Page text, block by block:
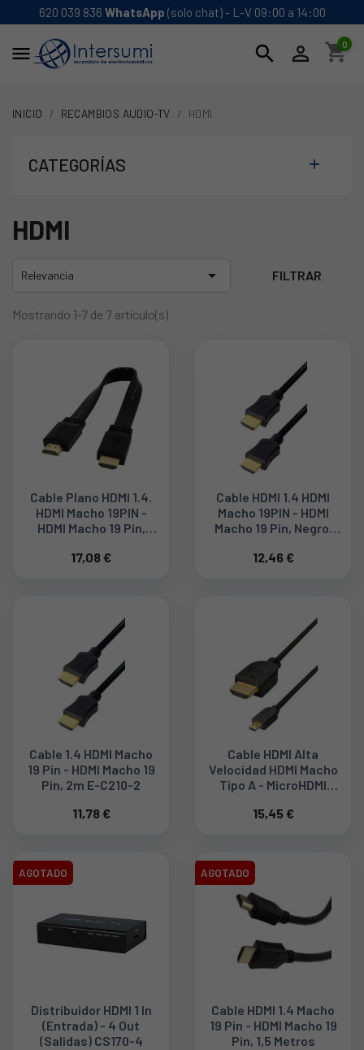
620 039 836 WhatsApp (solo chat) - L-V 09:00 a 14:00
 search  shopping_cart
0
INICIO RECAMBIOS AUDIO-TV HDMI
CATEGORÍAS 
HDMI
Relevancia  FILTRAR
Mostrando 1-7 de 7 artículo(s)
Cable Plano HDMI 1.4.
HDMI Macho 19PIN -
HDMI Macho 19 Pin,
Dorados, 1M C198-1F
17,08 €
Cable HDMI 1.4 HDMI
Macho 19PIN - HDMI
Macho 19 Pin, Negro,
E-C210-1
12,46 €
Cable 1.4 HDMI Macho
19 Pin - HDMI Macho 19
Pin, 2m E-C210-2
11,78 €
Cable HDMI Alta
Velocidad HDMI Macho
Tipo A - MicroHDMI
15,45 €
Distribuidor HDMI 1 In
(entrada) - 4 Out
(salidas) CS170-4
AGOTADO
Cable HDMI 1.4 Macho
19 Pin - HDMI Macho 19
Pin, 1,5 Metros
AGOTADO